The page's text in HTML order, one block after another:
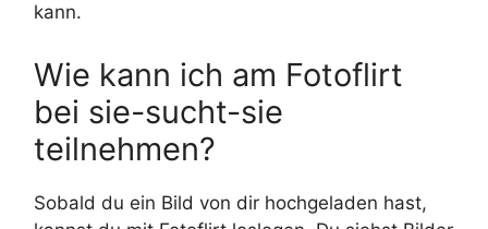
kann.
Wie kann ich am Fotoflirt
bei sie-sucht-sie
teilnehmen?
Sobald du ein Bild von dir hochgeladen hast,